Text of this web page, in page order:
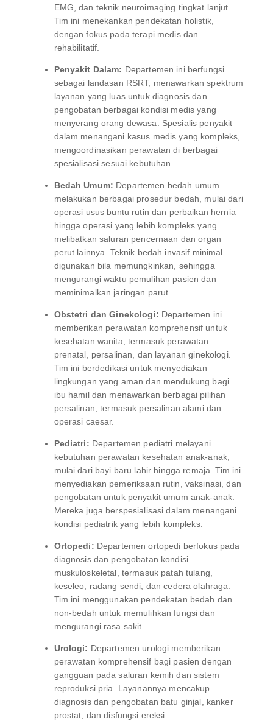
EMG, dan teknik neuroimaging tingkat lanjut.
Tim ini menekankan pendekatan holistik,
dengan fokus pada terapi medis dan
rehabilitatif.
Penyakit Dalam: Departemen ini berfungsi
sebagai landasan RSRT, menawarkan spektrum
layanan yang luas untuk diagnosis dan
pengobatan berbagai kondisi medis yang
menyerang orang dewasa. Spesialis penyakit
dalam menangani kasus medis yang kompleks,
mengoordinasikan perawatan di berbagai
spesialisasi sesuai kebutuhan.
Bedah Umum: Departemen bedah umum
melakukan berbagai prosedur bedah, mulai dari
operasi usus buntu rutin dan perbaikan hernia
hingga operasi yang lebih kompleks yang
melibatkan saluran pencernaan dan organ
perut lainnya. Teknik bedah invasif minimal
digunakan bila memungkinkan, sehingga
mengurangi waktu pemulihan pasien dan
meminimalkan jaringan parut.
Obstetri dan Ginekologi: Departemen ini
memberikan perawatan komprehensif untuk
kesehatan wanita, termasuk perawatan
prenatal, persalinan, dan layanan ginekologi.
Tim ini berdedikasi untuk menyediakan
lingkungan yang aman dan mendukung bagi
ibu hamil dan menawarkan berbagai pilihan
persalinan, termasuk persalinan alami dan
operasi caesar.
Pediatri: Departemen pediatri melayani
kebutuhan perawatan kesehatan anak-anak,
mulai dari bayi baru lahir hingga remaja. Tim ini
menyediakan pemeriksaan rutin, vaksinasi, dan
pengobatan untuk penyakit umum anak-anak.
Mereka juga berspesialisasi dalam menangani
kondisi pediatrik yang lebih kompleks.
Ortopedi: Departemen ortopedi berfokus pada
diagnosis dan pengobatan kondisi
muskuloskeletal, termasuk patah tulang,
keseleo, radang sendi, dan cedera olahraga.
Tim ini menggunakan pendekatan bedah dan
non-bedah untuk memulihkan fungsi dan
mengurangi rasa sakit.
Urologi: Departemen urologi memberikan
perawatan komprehensif bagi pasien dengan
gangguan pada saluran kemih dan sistem
reproduksi pria. Layanannya mencakup
diagnosis dan pengobatan batu ginjal, kanker
prostat, dan disfungsi ereksi.